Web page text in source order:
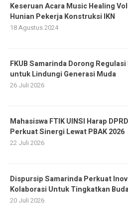
Keseruan Acara Music Healing
Hunian Pekerja Konstruksi IKN
18 Agustus 2024
FKUB Samarinda Dorong Regulasi
untuk Lindungi Generasi Muda
26 Juli 2026
Mahasiswa FTIK UINSI Harap
Perkuat Sinergi Lewat PBAK 2026
22 Juli 2026
Dispursip Samarinda Perkuat
Kolaborasi Untuk Tingkatkan
20 Juli 2026